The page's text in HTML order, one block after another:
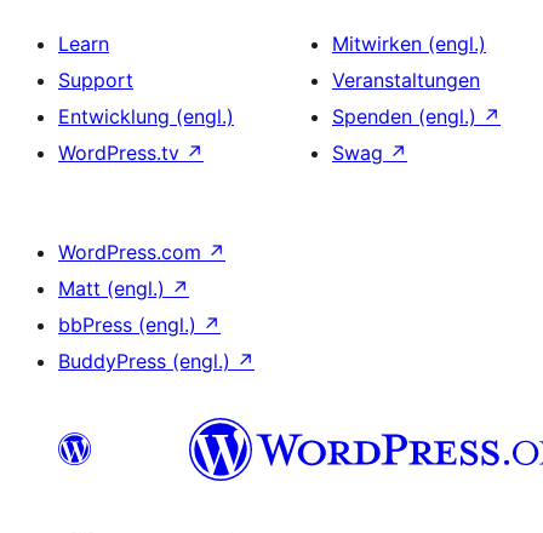
Learn
Support
Entwicklung (engl.)
WordPress.tv ↗
Mitwirken (engl.)
Veranstaltungen
Spenden (engl.) ↗
Swag ↗
WordPress.com ↗
Matt (engl.) ↗
bbPress (engl.) ↗
BuddyPress (engl.) ↗